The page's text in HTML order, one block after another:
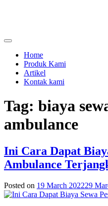
Home
Produk Kami
Artikel
Kontak kami
Tag: biaya
ambulance
Ini Cara Dapat
Ambulance
Posted on 19 March 202229